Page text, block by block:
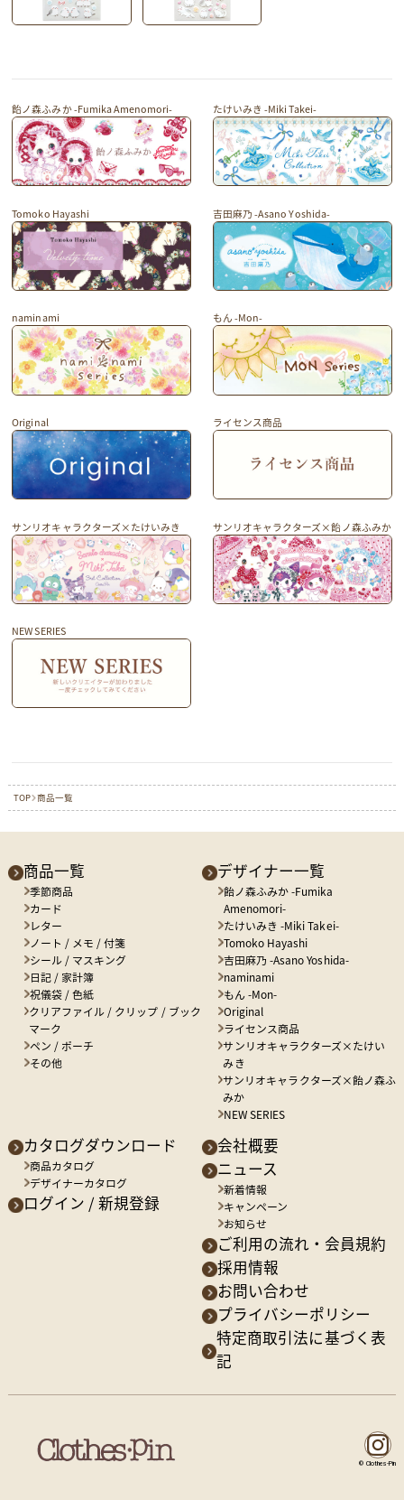
飴ノ森ふみか -Fumika Amenomori- たけいみき -Miki Takei-
Tomoko Hayashi 吉田麻乃 -Asano Yoshida-
naminami もん -Mon-
Original ライセンス商品
サンリオキャラクターズ×たけいみき サンリオキャラクターズ×飴ノ森ふみか
NEW SERIES
TOP 商品一覧
商品一覧
季節商品
カード
レター
ノート / メモ / 付箋
シール / マスキング
日記 / 家計簿
祝儀袋 / 色紙
クリアファイル / クリップ / ブック
マーク
ペン / ポーチ
その他
デザイナー一覧
飴ノ森ふみか -Fumika
Amenomori-
たけいみき -Miki Takei-
Tomoko Hayashi
吉田麻乃 -Asano Yoshida-
naminami
もん -Mon-
Original
ライセンス商品
サンリオキャラクターズ×たけい
みき
サンリオキャラクターズ×飴ノ森ふ
みか
NEW SERIES
カタログダウンロード
商品カタログ
デザイナーカタログ
ログイン / 新規登録
会社概要
ニュース
新着情報
キャンペーン
お知らせ
ご利用の流れ・会員規約
採用情報
お問い合わせ
プライバシーポリシー
特定商取引法に基づく表
記
© Clothes-Pin